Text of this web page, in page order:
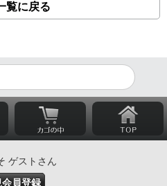
覧に戻る
ゲストさん
会員登録